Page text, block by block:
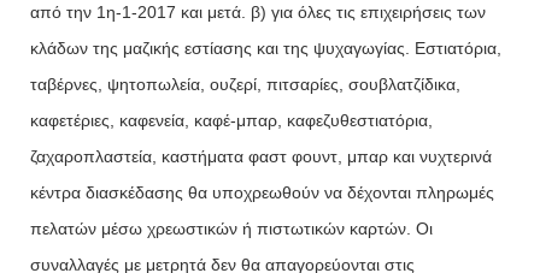
από την 1η-1-2017 και μετά. β) για όλες τις επιχειρήσεις των
κλάδων της μαζικής εστίασης και της ψυχαγωγίας. Εστιατόρια,
ταβέρνες, ψητοπωλεία, ουζερί, πιτσαρίες, σουβλατζίδικα,
καφετέριες, καφενεία, καφέ-μπαρ, καφεζυθεστιατόρια,
ζαχαροπλαστεία, καστήματα φαστ φουντ, μπαρ και νυχτερινά
κέντρα διασκέδασης θα υποχρεωθούν να δέχονται πληρωμές
πελατών μέσω χρεωστικών ή πιστωτικών καρτών. Οι
συναλλαγές με μετρητά δεν θα απαγορεύονται στις